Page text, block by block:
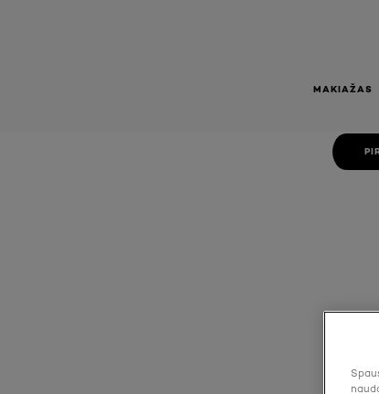
MAKIAŽAS
Energijos suteikiantis prausiklis 100 ml